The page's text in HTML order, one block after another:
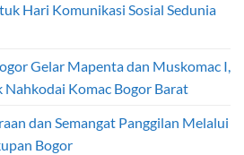
Hari Komunikasi Sosial Sedunia
Gelar Mapenta dan Muskomac I,
Nahkodai Komac Bogor Barat
dan Semangat Panggilan Melalui
Bogor